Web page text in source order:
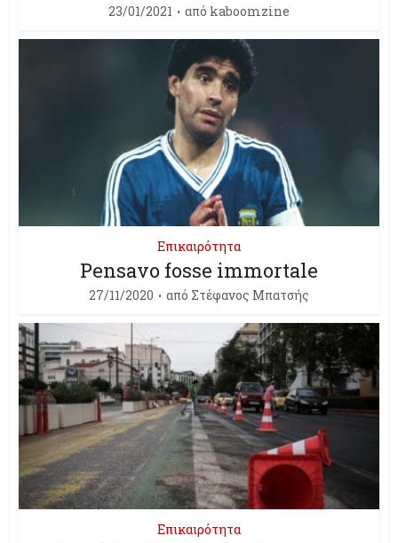
23/01/2021 από kaboomzine
Επικαιρότητα
Pensavo fosse immortale
27/11/2020 από Στέφανος Μπατσής
Επικαιρότητα